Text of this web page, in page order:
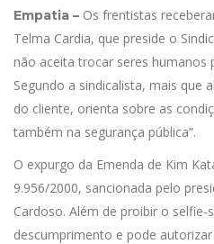
Empatia – Os frentistas
Telma Cardia, que preside o
não aceita trocar seres humanos
Segundo a sindicalista, mais que
do cliente, orienta sobre as
também na segurança pública”.
O expurgo da Emenda de Kim
9.956/2000, sancionada pelo
Cardoso. Além de proibir o
descumprimento e pode